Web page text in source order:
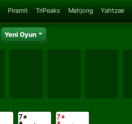
Piramit TriPeaks Mahjong Yahtzee
Yeni Oyun